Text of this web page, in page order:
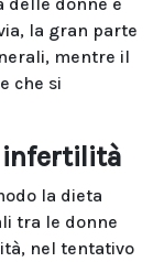
la gran parte
mentre il
che si
infertilità
la dieta
tra le donne
nel tentativo